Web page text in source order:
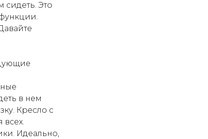
сидеть. Это
в нем
Кресло с
всех.
Идеально,